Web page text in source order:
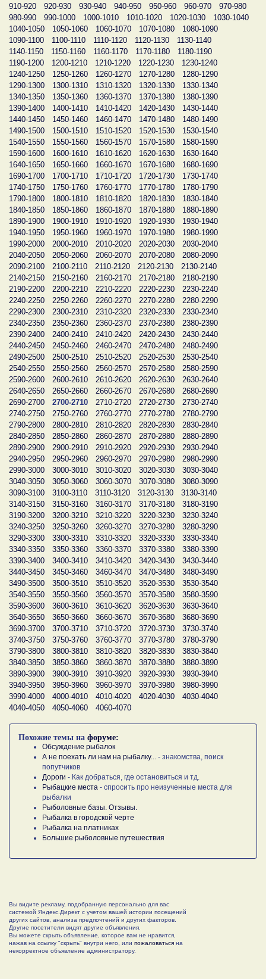
910-920
920-930 930-940 940-950 950-960 960-970
970-980
980-990
990-1000 1000-1010 1010-1020 1020-1030
1030-1040
1040-1050
1050-1060 1060-1070 1070-1080
1080-1090
1090-1100
1100-1110 1110-1120 1120-1130
1130-1140
1140-1150
1150-1160 1160-1170 1170-1180
1180-1190
1190-1200
1200-1210 1210-1220 1220-1230
1230-1240
1240-1250
1250-1260 1260-1270 1270-1280
1280-1290
1290-1300
1300-1310 1310-1320 1320-1330
1330-1340
1340-1350
1350-1360 1360-1370 1370-1380
1380-1390
1390-1400
1400-1410 1410-1420 1420-1430
1430-1440
1440-1450
1450-1460 1460-1470 1470-1480
1480-1490
1490-1500
1500-1510 1510-1520 1520-1530
1530-1540
1540-1550
1550-1560 1560-1570 1570-1580
1580-1590
1590-1600
1600-1610 1610-1620 1620-1630
1630-1640
1640-1650
1650-1660 1660-1670 1670-1680
1680-1690
1690-1700
1700-1710 1710-1720 1720-1730
1730-1740
1740-1750
1750-1760 1760-1770 1770-1780
1780-1790
1790-1800
1800-1810 1810-1820 1820-1830
1830-1840
1840-1850
1850-1860 1860-1870 1870-1880
1880-1890
1890-1900
1900-1910 1910-1920 1920-1930
1930-1940
1940-1950
1950-1960 1960-1970 1970-1980
1980-1990
1990-2000
2000-2010 2010-2020 2020-2030
2030-2040
2040-2050
2050-2060 2060-2070 2070-2080
2080-2090
2090-2100
2100-2110 2110-2120 2120-2130
2130-2140
2140-2150
2150-2160 2160-2170 2170-2180
2180-2190
2190-2200
2200-2210 2210-2220 2220-2230
2230-2240
2240-2250
2250-2260 2260-2270 2270-2280
2280-2290
2290-2300
2300-2310 2310-2320 2320-2330
2330-2340
2340-2350
2350-2360 2360-2370 2370-2380
2380-2390
2390-2400
2400-2410 2410-2420 2420-2430
2430-2440
2440-2450
2450-2460 2460-2470 2470-2480
2480-2490
2490-2500
2500-2510 2510-2520 2520-2530
2530-2540
2540-2550
2550-2560 2560-2570 2570-2580
2580-2590
2590-2600
2600-2610 2610-2620 2620-2630
2630-2640
2640-2650
2650-2660 2660-2670 2670-2680
2680-2690
2690-2700
2700-2710 2710-2720 2720-2730
2730-2740
2740-2750
2750-2760 2760-2770 2770-2780
2780-2790
2790-2800
2800-2810 2810-2820 2820-2830
2830-2840
2840-2850
2850-2860 2860-2870 2870-2880
2880-2890
2890-2900
2900-2910 2910-2920 2920-2930
2930-2940
2940-2950
2950-2960 2960-2970 2970-2980
2980-2990
2990-3000
3000-3010 3010-3020 3020-3030
3030-3040
3040-3050
3050-3060 3060-3070 3070-3080
3080-3090
3090-3100
3100-3110 3110-3120 3120-3130
3130-3140
3140-3150
3150-3160 3160-3170 3170-3180
3180-3190
3190-3200
3200-3210 3210-3220 3220-3230
3230-3240
3240-3250
3250-3260 3260-3270 3270-3280
3280-3290
3290-3300
3300-3310 3310-3320 3320-3330
3330-3340
3340-3350
3350-3360 3360-3370 3370-3380
3380-3390
3390-3400
3400-3410 3410-3420 3420-3430
3430-3440
3440-3450
3450-3460 3460-3470 3470-3480
3480-3490
3490-3500
3500-3510 3510-3520 3520-3530
3530-3540
3540-3550
3550-3560 3560-3570 3570-3580
3580-3590
3590-3600
3600-3610 3610-3620 3620-3630
3630-3640
3640-3650
3650-3660 3660-3670 3670-3680
3680-3690
3690-3700
3700-3710 3710-3720 3720-3730
3730-3740
3740-3750
3750-3760 3760-3770 3770-3780
3780-3790
3790-3800
3800-3810 3810-3820 3820-3830
3830-3840
3840-3850
3850-3860 3860-3870 3870-3880
3880-3890
3890-3900
3900-3910 3910-3920 3920-3930
3930-3940
3940-3950
3950-3960 3960-3970 3970-3980
3980-3990
3990-4000
4000-4010 4010-4020 4020-4030
4030-4040
4040-4050
4050-4060 4060-4070
Похожие темы на форуме:
Обсуждение рыбалок
А не поехать ли нам на рыбалку...
- знакомства, поиск
попутчиков
Дороги - Как добраться, где остановиться и тд.
Рыбацкие места - спросить про неизученные места для
рыбалки
Рыболовные базы. Отзывы.
Рыбалка в городской черте
Рыбалка на платниках
Большие рыболовные путешествия
Вы видите рекламу, подобранную персонально для вас
системой Яндекс.Директ с учетом вашей истории посещений
других сайтов, анализа предпочтений и других факторов.
Другие посетители видят другие объявления.
Вы можете скрыть объявление, которое вам не нравится,
нажав на ссылку "скрыть" внутри него, или пожаловаться на
некорректное объявление администратору.